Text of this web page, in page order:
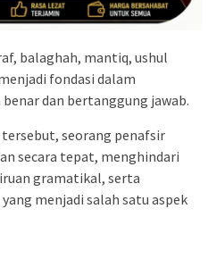
balaghah, mantiq, ushul
fondasi dalam
dan bertanggung jawab.
seorang penafsir
secara tepat, menghindari
gramatikal, serta
menjadi salah satu aspek